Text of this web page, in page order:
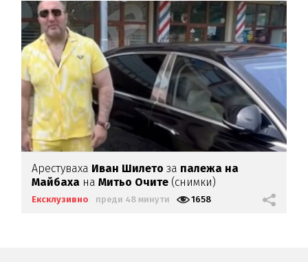
Арестуваха Иван Шилетоза палежа на
Майбаха наМитьо Очите (снимки)
Ексклузивно преди 48 минути 1658